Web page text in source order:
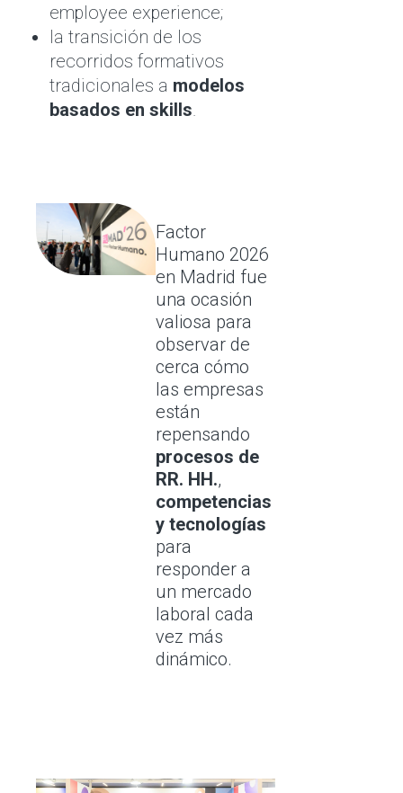
employee experience;
la transición de los
recorridos formativos
tradicionales a modelos
basados en skills.
Factor
Humano 2026
en Madrid fue
una ocasión
valiosa para
observar de
cerca cómo
las empresas
están
repensando
procesos de
RR. HH.,
competencias
y tecnologías
para
responder a
un mercado
laboral cada
vez más
dinámico.